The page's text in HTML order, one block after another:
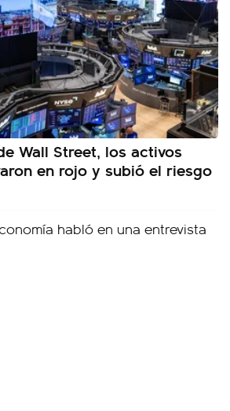
Wall Street, los activos
en rojo y subió el riesgo